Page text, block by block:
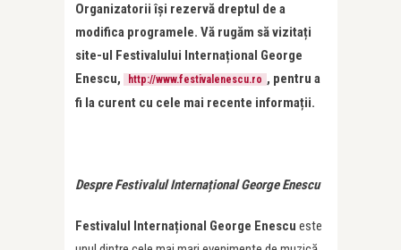
Organizatorii își rezervă dreptul de a
modifica programele. Vă rugăm să vizitați
site-ul Festivalului Internațional George
Enescu,
http://www.festivalenescu.ro , pentru a
fi la curent cu cele mai recente informații.
Despre Festivalul Internațional George Enescu
Festivalul Internațional George Enescu este